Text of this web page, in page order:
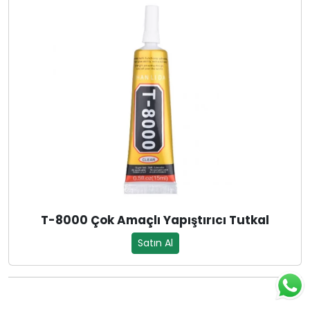
T-8000 Çok Amaçlı Yapıştırıcı Tutkal
Satın Al